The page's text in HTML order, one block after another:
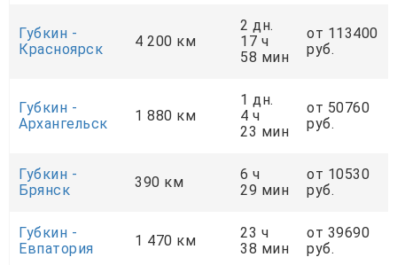
Губкин -
Красноярск
4 200 км
2 дн.
17 ч
58 мин
от 113400
руб.
Губкин -
Архангельск
1 880 км
1 дн.
4 ч
23 мин
от 50760
руб.
Губкин -
Брянск
390 км
6 ч
29 мин
от 10530
руб.
Губкин -
Евпатория
1 470 км
23 ч
38 мин
от 39690
руб.